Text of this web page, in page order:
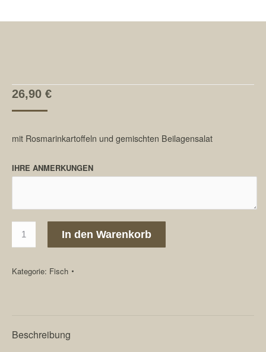
26,90 €
mit Rosmarinkartoffeln und gemischten Beilagensalat
IHRE ANMERKUNGEN
Riesengarnelen
gegrillt
Stück)
In den Warenkorb
Kategorie: Fisch
Beschreibung